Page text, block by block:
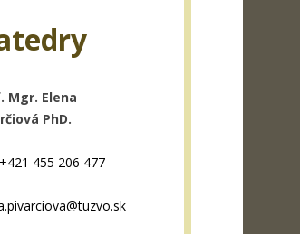
Mgr. Elena
PhD.
+421 455 206 477